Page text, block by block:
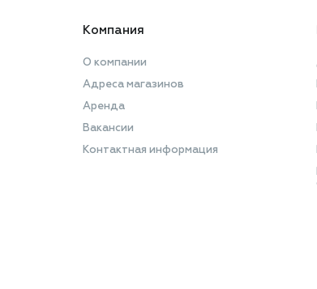
Компания
О компании
Адреса магазинов
Аренда
Вакансии
Контактная информация